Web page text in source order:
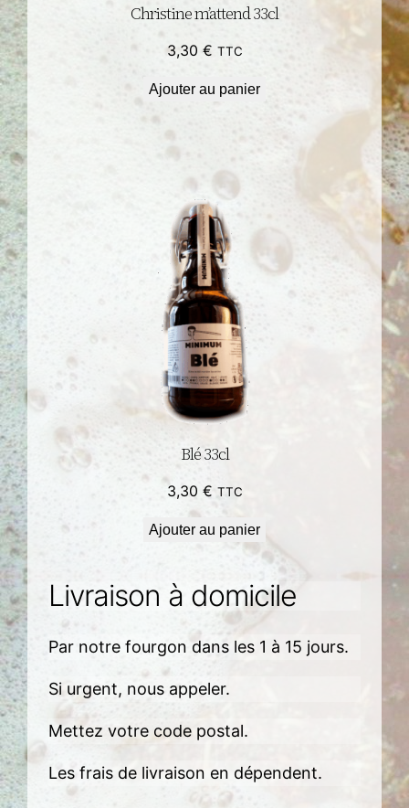
Christine m’attend 33cl
3,30 € TTC
Ajouter au panier
Blé 33cl
3,30 € TTC
Ajouter au panier
Livraison à domicile
Par notre fourgon dans les 1 à 15 jours.
Si urgent, nous appeler.
Mettez votre code postal.
Les frais de livraison en dépendent.